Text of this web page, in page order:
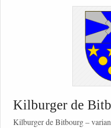
Kilburger de
Kilburger de Bitbourg –